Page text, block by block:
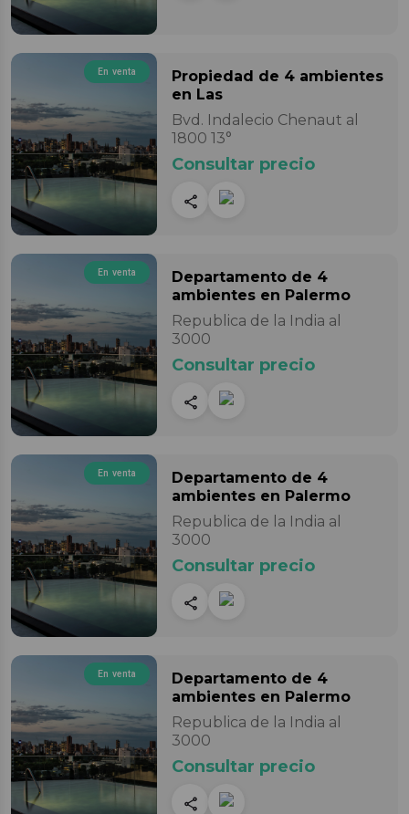
En venta Propiedad de 4 ambientes
en Las
Bvd. Indalecio Chenaut al
1800 13°
Consultar precio
En venta Departamento de 4
ambientes en Palermo
Republica de la India al
3000
Consultar precio
En venta Departamento de 4
ambientes en Palermo
Republica de la India al
3000
Consultar precio
En venta Departamento de 4
ambientes en Palermo
Republica de la India al
3000
Consultar precio